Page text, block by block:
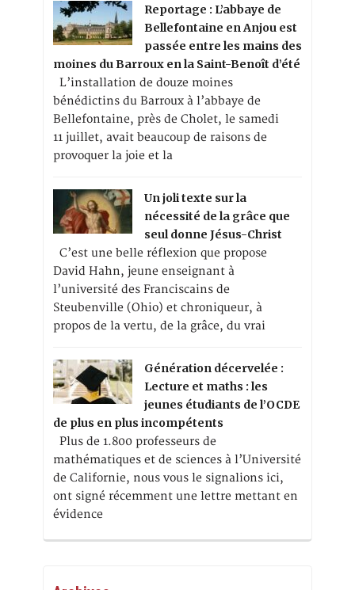
Reportage : L’abbaye de
Bellefontaine en Anjou est
passée entre les mains des
moines du Barroux en la Saint-Benoît d’été
L’installation de douze moines
bénédictins du Barroux à l’abbaye de
Bellefontaine, près de Cholet, le samedi
11 juillet, avait beaucoup de raisons de
provoquer la joie et la
Un joli texte sur la
nécessité de la grâce que
seul donne Jésus-Christ
C’est une belle réflexion que propose
David Hahn, jeune enseignant à
l’université des Franciscains de
Steubenville (Ohio) et chroniqueur, à
propos de la vertu, de la grâce, du vrai
Génération décervelée :
Lecture et maths : les
jeunes étudiants de l’OCDE
de plus en plus incompétents
Plus de 1.800 professeurs de
mathématiques et de sciences à l’Université
de Californie, nous vous le signalions ici,
ont signé récemment une lettre mettant en
évidence